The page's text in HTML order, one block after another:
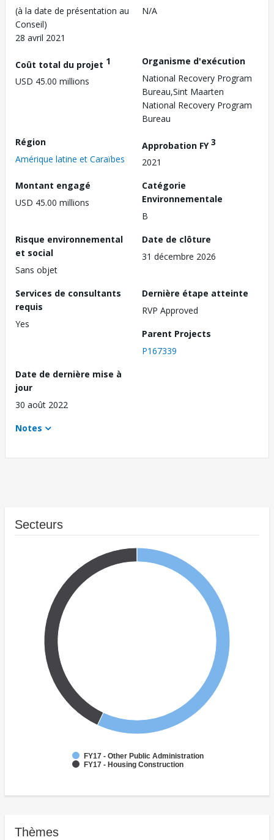
(à la date de présentation au
Conseil)
28 avril 2021
N/A
Coût total du projet 1
USD 45.00 millions
Organisme d'exécution
National Recovery Program
Bureau,Sint Maarten
National Recovery Program
Bureau
Région
Amérique latine et Caraïbes
Approbation FY3
2021
Montant engagé
USD 45.00 millions
Catégorie
Environnementale
B
Risque environnemental
et social
Sans objet
Date de clôture
31 décembre 2026
Services de consultants
requis
Yes
Dernière étape atteinte
RVP Approved
Parent Projects
P167339
Date de dernière mise à
jour
30 août 2022
Notes
Secteurs
FY17 - Other Public Administration
FY17 - Housing Construction
Thèmes